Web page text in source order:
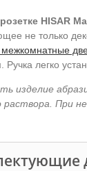
HISAR
не только
межкомнатные
Ручка легко
изделие
раствора. При